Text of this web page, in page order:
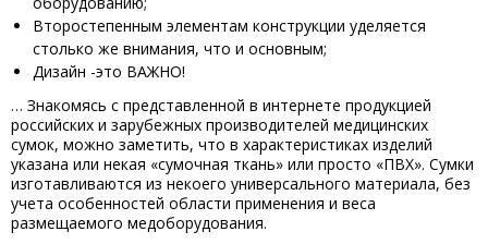
Второстепенным элементам конструкции уделяется
столько же внимания, что и основным;
Дизайн -это ВАЖНО!
… Знакомясь с представленной в интернете продукцией
российских и зарубежных производителей медицинских
сумок, можно заметить, что в характеристиках изделий
указана или некая «сумочная ткань» или просто «ПВХ». Сумки
изготавливаются из некоего универсального материала, без
учета особенностей области применения и веса
размещаемого медоборудования.